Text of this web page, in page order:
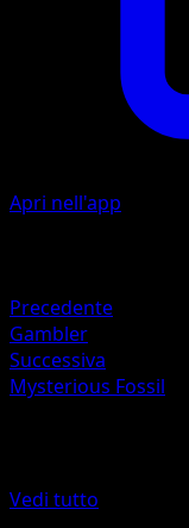
Apri nell'app
Precedente
Gambler
Successiva
Mysterious Fossil
Vedi tutto